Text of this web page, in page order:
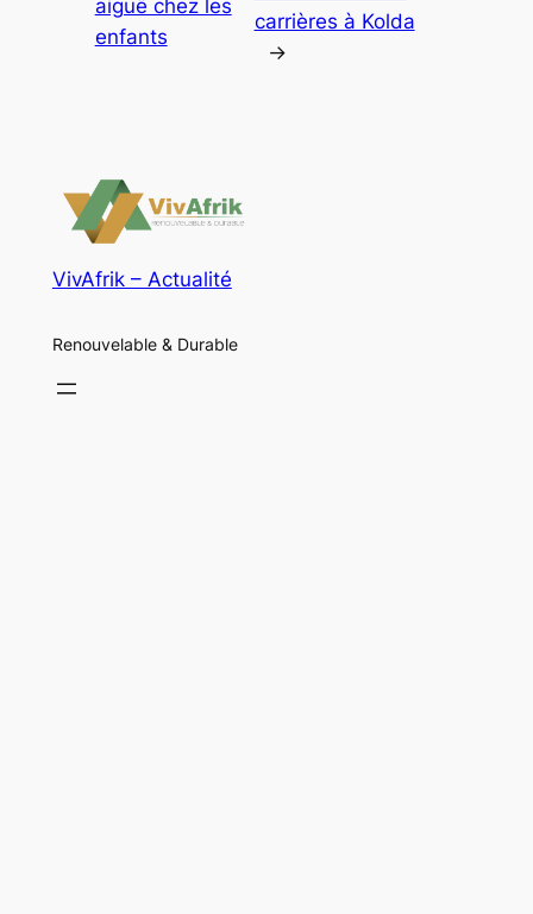
aiguë chez les
enfants
carrières à Kolda
→
VivAfrik – Actualité
Renouvelable & Durable